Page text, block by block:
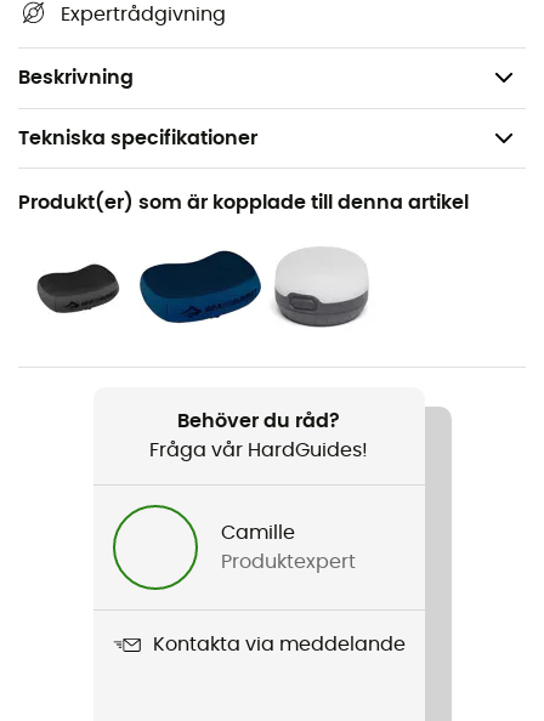
Expertrådgivning
Beskrivning
vara upphöjd under alla de säsonger du väljer att
använda den. Denna4-säsongs liggunderlagkommer
att bli din stolthet!
Tekniska specifikationer
Rekommenderad för
Camping
Kön
Herr / Dam
Vikt
/ 1 050 g (Large) / 1 180 g (Large Rectangular)
Produktnamn
Camp Self Inflating Mat
Produkt(er) som är kopplade till denna artikel
Behöver du råd?
Fråga vår HardGuides!
Camille
Produktexpert
Kontakta via meddelande